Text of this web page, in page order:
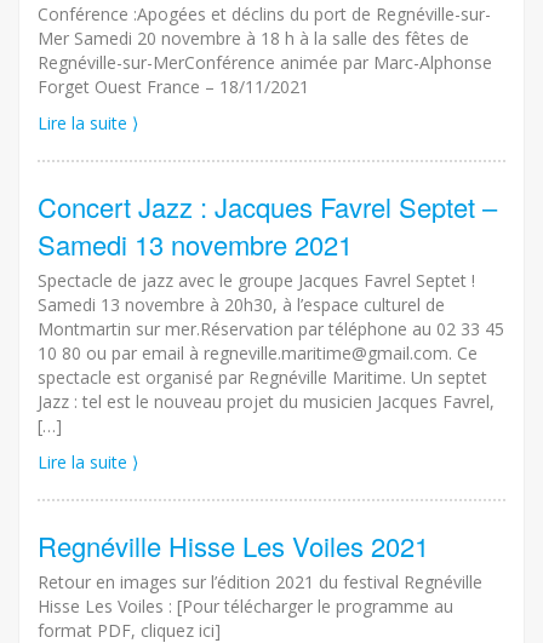
Conférence :Apogées et déclins du port de Regnéville-sur-
Mer Samedi 20 novembre à 18 h à la salle des fêtes de
Regnéville-sur-MerConférence animée par Marc-Alphonse
Forget Ouest France – 18/11/2021
Lire la suite ⟩
Concert Jazz : Jacques Favrel Septet –
Samedi 13 novembre 2021
Spectacle de jazz avec le groupe Jacques Favrel Septet !
Samedi 13 novembre à 20h30, à l’espace culturel de
Montmartin sur mer.Réservation par téléphone au 02 33 45
10 80 ou par email à regneville.maritime@gmail.com. Ce
spectacle est organisé par Regnéville Maritime. Un septet
Jazz : tel est le nouveau projet du musicien Jacques Favrel,
[…]
Lire la suite ⟩
Regnéville Hisse Les Voiles 2021
Retour en images sur l’édition 2021 du festival Regnéville
Hisse Les Voiles : [Pour télécharger le programme au
format PDF, cliquez ici]